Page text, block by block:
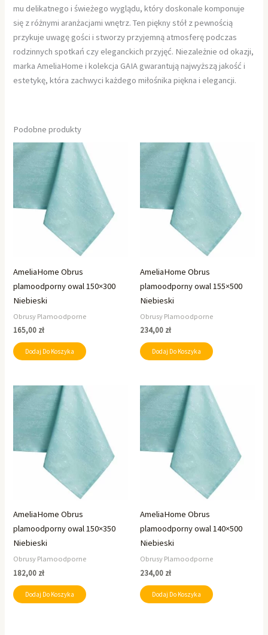
mu delikatnego i świeżego wyglądu, który doskonale komponuje
się z różnymi aranżacjami wnętrz. Ten piękny stół z pewnością
przykuje uwagę gości i stworzy przyjemną atmosferę podczas
rodzinnych spotkań czy eleganckich przyjęć. Niezależnie od okazji,
marka AmeliaHome i kolekcja GAIA gwarantują najwyższą jakość i
estetykę, która zachwyci każdego miłośnika piękna i elegancji.
Podobne produkty
AmeliaHome Obrus
plamoodporny owal 150×300
Niebieski
Obrusy Plamoodporne
165,00 zł
Dodaj Do Koszyka
AmeliaHome Obrus
plamoodporny owal 155×500
Niebieski
Obrusy Plamoodporne
234,00 zł
Dodaj Do Koszyka
AmeliaHome Obrus
plamoodporny owal 150×350
Niebieski
Obrusy Plamoodporne
182,00 zł
Dodaj Do Koszyka
AmeliaHome Obrus
plamoodporny owal 140×500
Niebieski
Obrusy Plamoodporne
234,00 zł
Dodaj Do Koszyka